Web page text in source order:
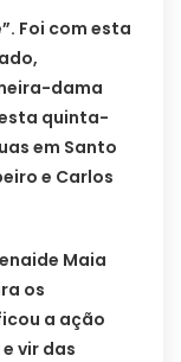
Foi com esta
dama
quinta-
em Santo
e Carlos
Maia
os
a ação
vir das